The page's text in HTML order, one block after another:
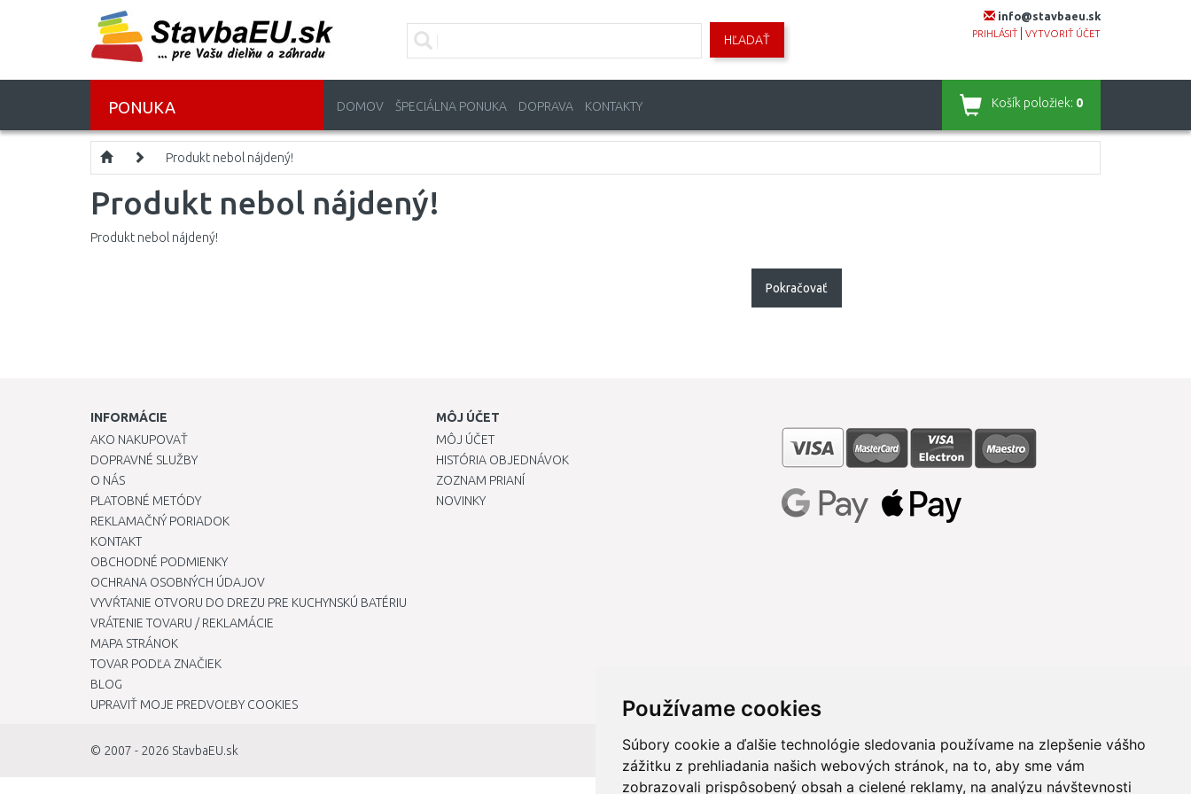
Používame cookies
Súbory cookie a ďalšie technológie sledovania používame na zlepšenie vášho
zážitku z prehliadania našich webových stránok, na to, aby sme vám
zobrazovali prispôsobený obsah a cielené reklamy, na analýzu návštevnosti
info@stavbaeu.sk
PRIHLÁSIŤ VYTVORIŤ ÚČET
HĽADAŤ
PONUKA DOMOV ŠPECIÁLNA PONUKA DOPRAVA KONTAKTY Košík položiek: 0
Produkt nebol nájdený!
Produkt nebol nájdený!
Produkt nebol nájdený!
Pokračovať
INFORMÁCIE
AKO NAKUPOVAŤ
DOPRAVNÉ SLUŽBY
O NÁS
PLATOBNÉ METÓDY
REKLAMAČNÝ PORIADOK
KONTAKT
OBCHODNÉ PODMIENKY
OCHRANA OSOBNÝCH ÚDAJOV
VYVŔTANIE OTVORU DO DREZU PRE KUCHYNSKÚ BATÉRIU
VRÁTENIE TOVARU / REKLAMÁCIE
MAPA STRÁNOK
TOVAR PODĽA ZNAČIEK
BLOG
UPRAVIŤ MOJE PREDVOĽBY COOKIES
MÔJ ÚČET
MÔJ ÚČET
HISTÓRIA OBJEDNÁVOK
ZOZNAM PRIANÍ
NOVINKY
© 2007 - 2026 StavbaEU.sk